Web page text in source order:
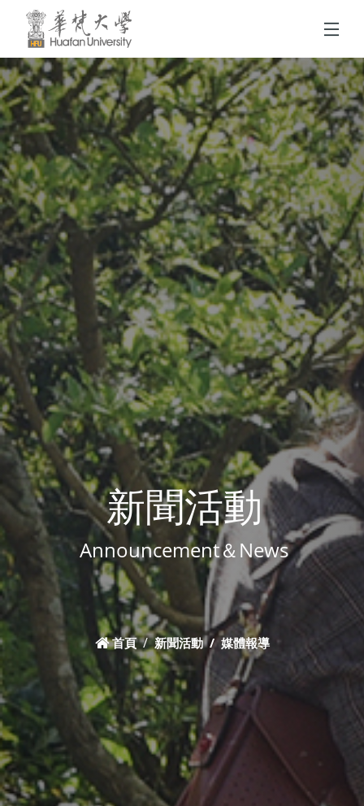
跳到頁面主要內容區
新聞活動
Announcement＆News
首頁 新聞活動 媒體報導